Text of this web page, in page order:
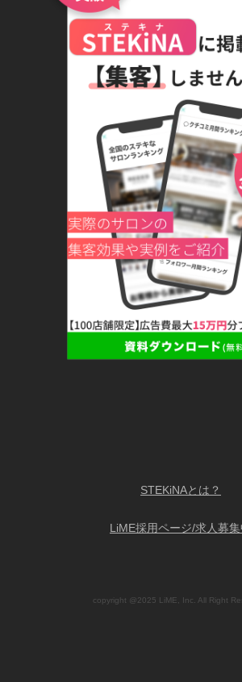
STEKiNAとは？
LiME採用ページ/求人募集
copyright @2025 LiME, Inc. All Right